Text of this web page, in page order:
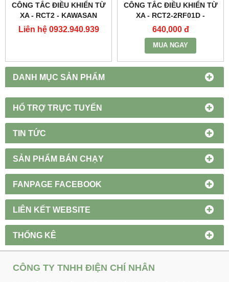
DANH MỤC SẢN PHẨM
HỔ TRỢ TRỰC TUYẾN
TIN TỨC
SẢN PHẨM BÁN CHẠY
FANPAGE FACEBOOK
LIÊN KẾT WEBSITE
THỐNG KÊ
CÔNG TẮC ĐIỀU KHIỂN TỪ
XA - RCT2 - KAWASAN
Liên hệ 0932.940.939
CÔNG TẮC ĐIỀU KHIỂN TỪ
XA - RCT2-2RF01D -
KAWASAN
640,000 đ
MUA NGAY
CÔNG TY TNHH ĐIỆN CHÍ NHÂN